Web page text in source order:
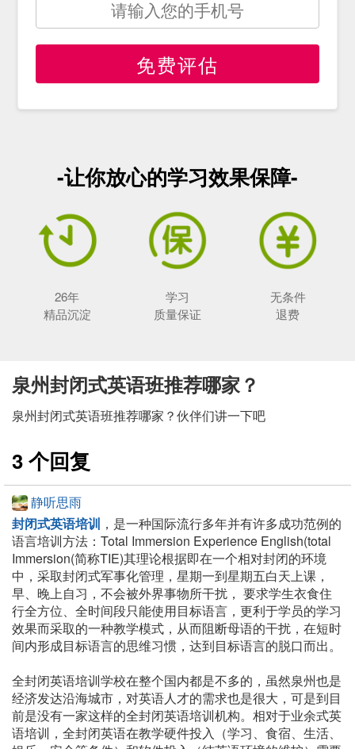
免费评估
-让你放心的学习效果保障-
26年
精品沉淀
学习
质量保证
无条件
退费
泉州封闭式英语班推荐哪家？
泉州封闭式英语班推荐哪家？伙伴们讲一下吧
3 个回复
静听思雨
封闭式英语培训 ，是一种国际流行多年并有许多成功范例的
语言培训方法：Total Immersion Experience English(total
Immersion(简称TIE)其理论根据即在一个相对封闭的环境
中，采取封闭式军事化管理，星期一到星期五白天上课，
早、晚上自习，不会被外界事物所干扰， 要求学生衣食住
行全方位、全时间段只能使用目标语言，更利于学员的学习
效果而采取的一种教学模式，从而阻断母语的干扰，在短时
间内形成目标语言的思维习惯，达到目标语言的脱口而出。
全封闭英语培训学校在整个国内都是不多的，虽然泉州也是
经济发达沿海城市，对英语人才的需求也是很大，可是到目
前是没有一家这样的全封闭英语培训机构。相对于业余式英
语培训，全封闭英语在教学硬件投入（学习、食宿、生活、